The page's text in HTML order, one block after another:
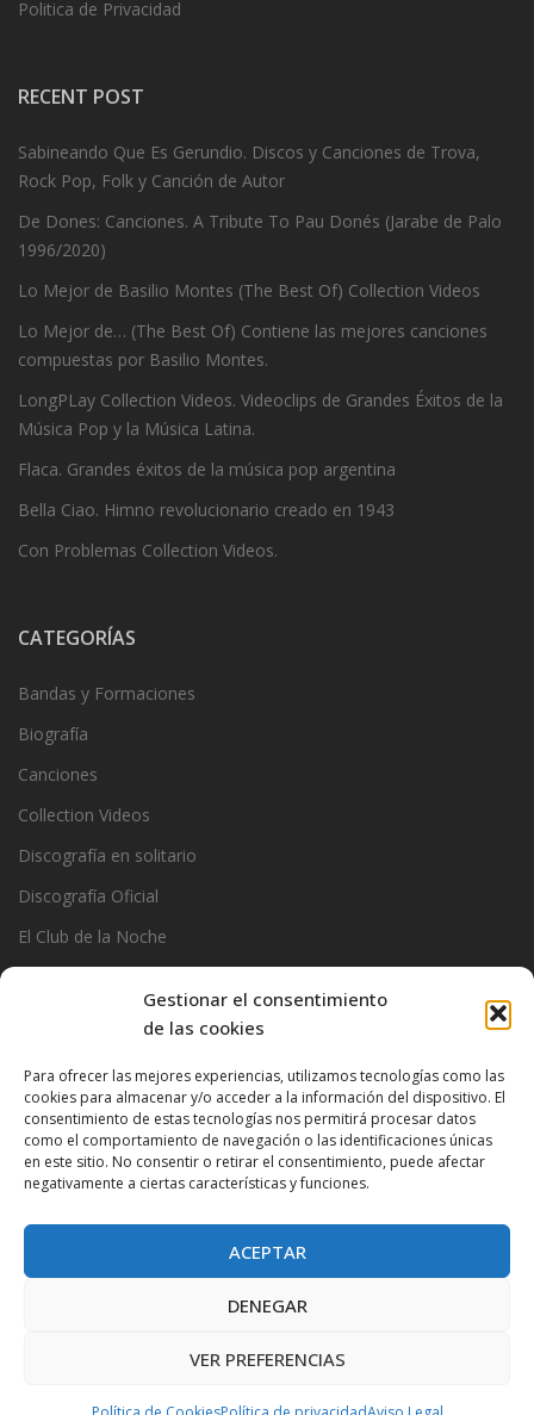
Gestionar el consentimiento
de las cookies
Para ofrecer las mejores experiencias, utilizamos tecnologías como las
cookies para almacenar y/o acceder a la información del dispositivo. El
consentimiento de estas tecnologías nos permitirá procesar datos
como el comportamiento de navegación o las identificaciones únicas
en este sitio. No consentir o retirar el consentimiento, puede afectar
negativamente a ciertas características y funciones.
ACEPTAR
DENEGAR
VER PREFERENCIAS
Politica de Privacidad
RECENT POST
Sabineando Que Es Gerundio. Discos y Canciones de Trova,
Rock Pop, Folk y Canción de Autor
De Dones: Canciones. A Tribute To Pau Donés (Jarabe de Palo
1996/2020)
Lo Mejor de Basilio Montes (The Best Of) Collection Videos
Lo Mejor de… (The Best Of) Contiene las mejores canciones
compuestas por Basilio Montes.
LongPLay Collection Videos. Videoclips de Grandes Éxitos de la
Música Pop y la Música Latina.
Flaca. Grandes éxitos de la música pop argentina
Bella Ciao. Himno revolucionario creado en 1943
Con Problemas Collection Videos.
CATEGORÍAS
Bandas y Formaciones
Biografía
Canciones
Collection Videos
Discografía en solitario
Discografía Oficial
El Club de la Noche
Ramoncin
The Privados
Proudly powered by WordPress |Theme:Very Simple Start